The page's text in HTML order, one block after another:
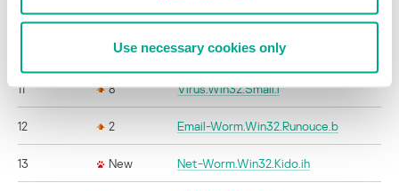
Use necessary cookies only
9 3 Virus.Win32.Virut.q
0 Trojan-Downloader.HTML.Agent.ml
11 8 Virus.Win32.Small.l
12 2 Email-Worm.Win32.Runouce.b
13 New Net-Worm.Win32.Kido.ih